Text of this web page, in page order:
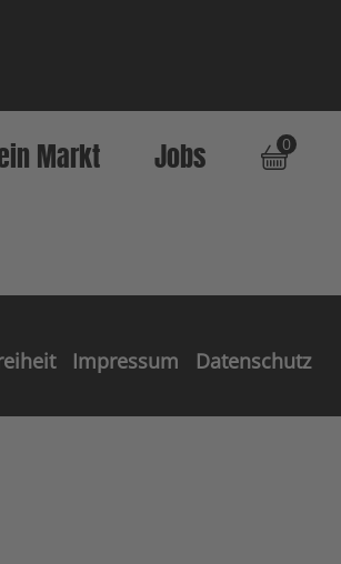
Markt Jobs
0
Impressum Datenschutz